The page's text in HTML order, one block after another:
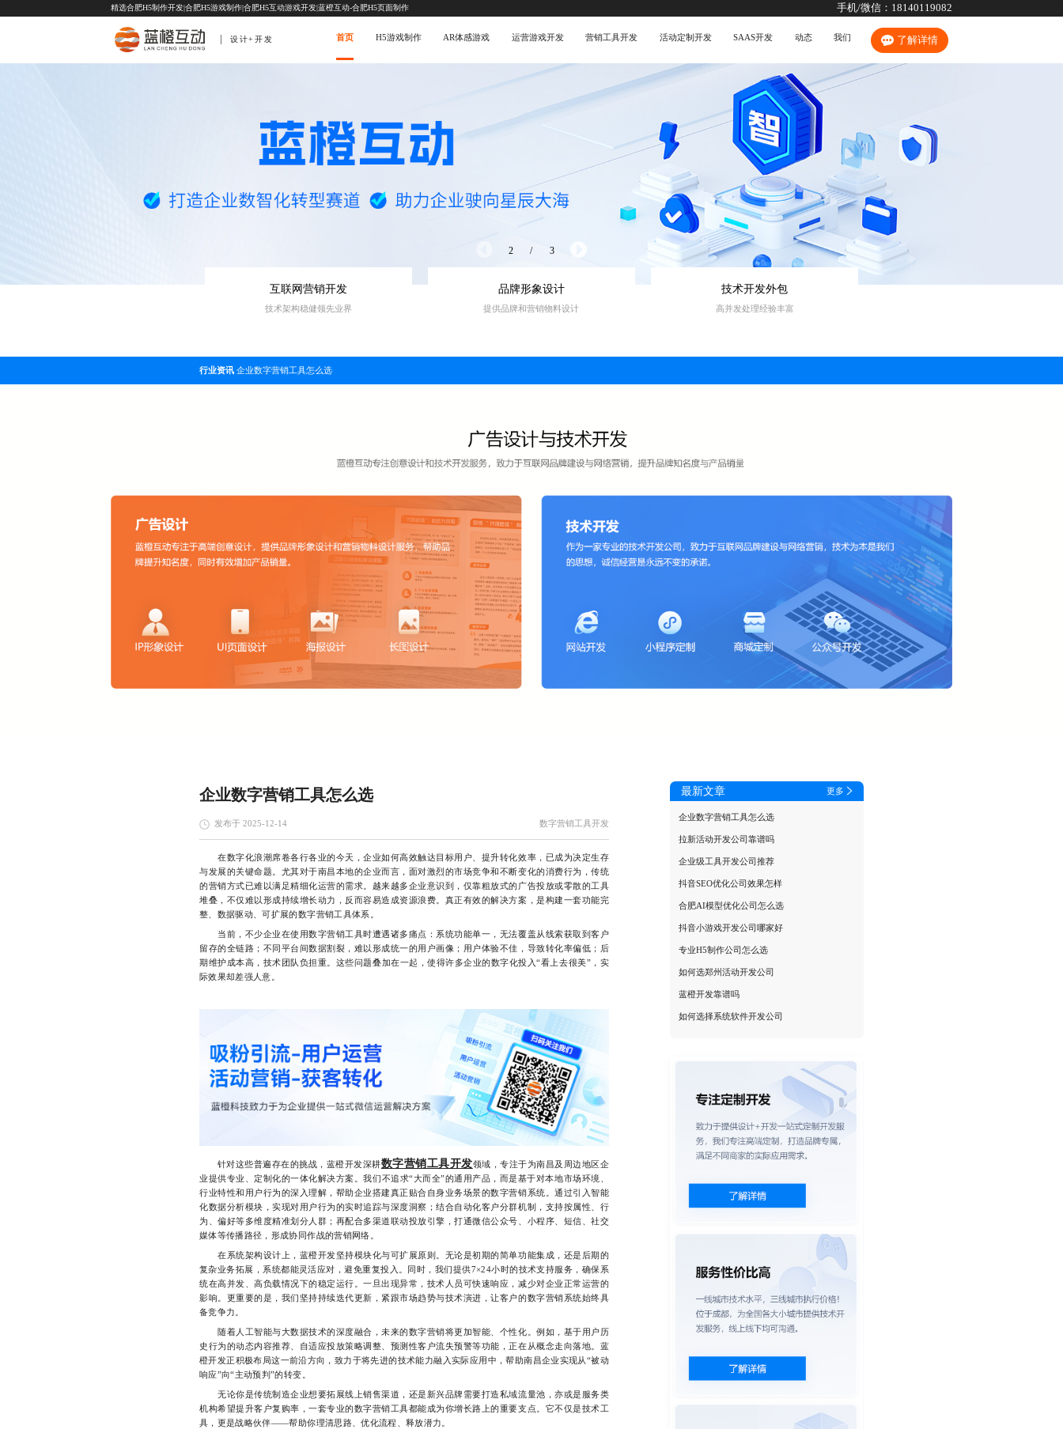
精选合肥H5制作开发|合肥H5游戏制作|合肥H5互动游戏开发|蓝橙互动-合肥H5页面制作 手机/微信： 18140119082
设计+开发 首页 H5游戏制作 AR体感游戏 运营游戏开发 营销工具开发 活动定制开发 SAAS开发 动态 我们 了解详情
2 / 3
互联网营销开发
技术架构稳健领先业界
品牌形象设计
提供品牌和营销物料设计
技术开发外包
高并发处理经验丰富
行业资讯 企业数字营销工具怎么选
企业数字营销工具怎么选
发布于 2025-12-14 数字营销工具开发
在数字化浪潮席卷各行各业的今天，企业如何高效触达目标用户、提升转化效率，已成为决定生存
与发展的关键命题。尤其对于南昌本地的企业而言，面对激烈的市场竞争和不断变化的消费行为，传统
的营销方式已难以满足精细化运营的需求。越来越多企业意识到，仅靠粗放式的广告投放或零散的工具
堆叠，不仅难以形成持续增长动力，反而容易造成资源浪费。真正有效的解决方案，是构建一套功能完
整、数据驱动、可扩展的数字营销工具体系。
当前，不少企业在使用数字营销工具时遭遇诸多痛点：系统功能单一，无法覆盖从线索获取到客户
留存的全链路；不同平台间数据割裂，难以形成统一的用户画像；用户体验不佳，导致转化率偏低；后
期维护成本高，技术团队负担重。这些问题叠加在一起，使得许多企业的数字化投入“看上去很美”，实
际效果却差强人意。
针对这些普遍存在的挑战，蓝橙开发深耕数字营销工具开发领域，专注于为南昌及周边地区企
业提供专业、定制化的一体化解决方案。我们不追求“大而全”的通用产品，而是基于对本地市场环境、
行业特性和用户行为的深入理解，帮助企业搭建真正贴合自身业务场景的数字营销系统。通过引入智能
化数据分析模块，实现对用户行为的实时追踪与深度洞察；结合自动化客户分群机制，支持按属性、行
为、偏好等多维度精准划分人群；再配合多渠道联动投放引擎，打通微信公众号、小程序、短信、社交
媒体等传播路径，形成协同作战的营销网络。
在系统架构设计上，蓝橙开发坚持模块化与可扩展原则。无论是初期的简单功能集成，还是后期的
复杂业务拓展，系统都能灵活应对，避免重复投入。同时，我们提供7×24小时的技术支持服务，确保系
统在高并发、高负载情况下的稳定运行。一旦出现异常，技术人员可快速响应，减少对企业正常运营的
影响。更重要的是，我们坚持持续迭代更新，紧跟市场趋势与技术演进，让客户的数字营销系统始终具
备竞争力。
随着人工智能与大数据技术的深度融合，未来的数字营销将更加智能、个性化。例如，基于用户历
史行为的动态内容推荐、自适应投放策略调整、预测性客户流失预警等功能，正在从概念走向落地。蓝
橙开发正积极布局这一前沿方向，致力于将先进的技术能力融入实际应用中，帮助南昌企业实现从“被动
响应”向“主动预判”的转变。
无论你是传统制造企业想要拓展线上销售渠道，还是新兴品牌需要打造私域流量池，亦或是服务类
机构希望提升客户复购率，一套专业的数字营销工具都能成为你增长路上的重要支点。它不仅是技术工
具，更是战略伙伴——帮助你理清思路、优化流程、释放潜力。
最新文章 更多
企业数字营销工具怎么选
拉新活动开发公司靠谱吗
企业级工具开发公司推荐
抖音SEO优化公司效果怎样
合肥AI模型优化公司怎么选
抖音小游戏开发公司哪家好
专业H5制作公司怎么选
如何选郑州活动开发公司
蓝橙开发靠谱吗
如何选择系统软件开发公司